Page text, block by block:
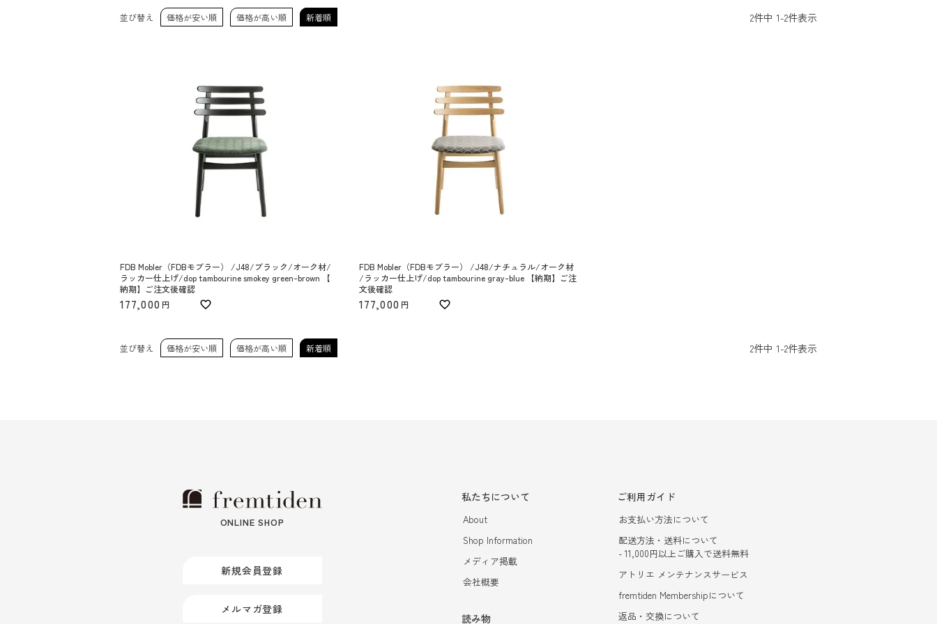
並び替え 価格が安い順 価格が高い順 新着順 2件中 1-2件表示
FDB Mobler（FDBモブラー） /J48/ブラック/オーク材/
ラッカー仕上げ/dop tambourine smokey green-brown 【
納期】ご注文後確認
177,000
FDB Mobler（FDBモブラー） /J48/ナチュラル/オーク材
/ラッカー仕上げ/dop tambourine gray-blue 【納期】ご注
文後確認
177,000
並び替え 価格が安い順 価格が高い順 新着順 2件中 1-2件表示
ONLINE SHOP
新規会員登録
メルマガ登録
私たちについて
About
Shop Information
メディア掲載
会社概要
読み物
ご利用ガイド
お支払い方法について
配送方法・送料について
- 11,000円以上ご購入で送料無料
アトリエ メンテナンスサービス
fremtiden Membershipについて
返品・交換について